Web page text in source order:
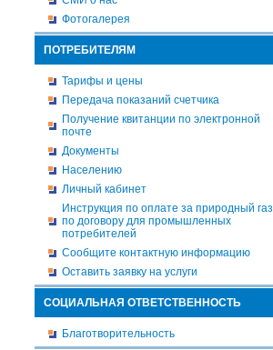
Фотогалерея
ПОТРЕБИТЕЛЯМ
Тарифы и цены
Передача показаний счетчика
Получение квитанции по электронной
почте
Документы
Населению
Личный кабинет
Инструкция по оплате за природный газ
по договору для промышленных
потребителей
Сообщите контактную информацию
Оставить заявку на услуги
СОЦИАЛЬНАЯ ОТВЕТСТВЕННОСТЬ
Благотворительность